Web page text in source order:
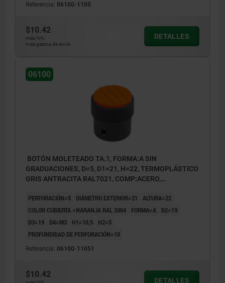
Forma A: sin graduaciones
Forma C: con graduaciones estándar
números 5 y 6)
Referencia: 06100-1105
$10.42
más IVA.
más gastos de envío
DETALLES
06100
BOTÓN MOLETEADO TA.1, FORMA:A SIN
GRADUACIONES, D=5, D1=21, H=22, TERMOPLÁSTICO
GRIS ANTRACITA RAL7021, COMP:ACERO,
PERFORACIÓN=5 DIÁMETRO EXTERIOR=21
ALTURA=22
COLOR CUBIERTA =NARANJA RAL 2004
FORMA=A
D2=19
D3=19
D4=M3 H1=10,5
H2=5
PROFUNDIDAD DE PERFORACIÓN=10
Referencia: 06100-11051
$10.42
DETALLES